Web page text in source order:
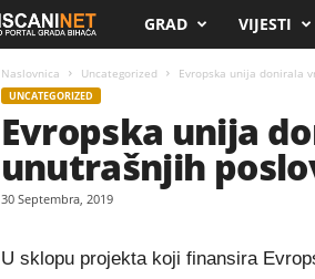
i
s
c
n
GRAD VIJESTI
Naslovnica Uncategorized Evropska unija donirala
UNCATEGORIZED
Evropska unija
unutrašnjih
30 Septembra, 2019
U sklopu projekta koji finansira